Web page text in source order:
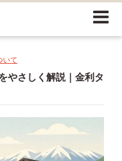
いて
やさしく解説｜金利タ